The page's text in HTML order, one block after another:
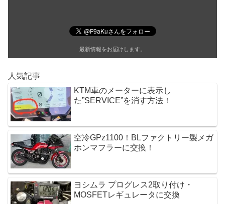
k
最新情報をお届けします。
人気記事
KTM車のメーターに表示し
た”SERVICE”を消す方法！
空冷GPz1100！BLファクトリー製メガ
ホンマフラーに交換！
ヨシムラ プログレス2取り付け・
MOSFETレギュレータに交換 